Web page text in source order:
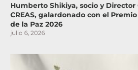
Humberto Shikiya, socio y
CREAS, galardonado con el
de la Paz 2026
julio 6, 2026